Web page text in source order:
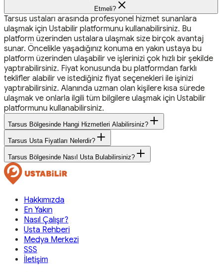
Etmeli?
Tarsus ustaları arasında profesyonel hizmet sunanlara
ulaşmak için Ustabilir platformunu kullanabilirsiniz. Bu
platform üzerinden ustalara ulaşmak size birçok avantaj
sunar. Öncelikle yaşadığınız konuma en yakın ustaya bu
platform üzerinden ulaşabilir ve işlerinizi çok hızlı bir şekilde
yaptırabilirsiniz. Fiyat konusunda bu platformdan farklı
teklifler alabilir ve istediğiniz fiyat seçenekleri ile işinizi
yaptırabilirsiniz. Alanında uzman olan kişilere kısa sürede
ulaşmak ve onlarla ilgili tüm bilgilere ulaşmak için Ustabilir
platformunu kullanabilirsiniz.
Tarsus Bölgesinde Hangi Hizmetleri Alabilirsiniz?
Tarsus Usta Fiyatları Nelerdir?
Tarsus Bölgesinde Nasıl Usta Bulabilirsiniz?
Hakkımızda
En Yakın
Nasıl Çalışır?
Usta Rehberi
Medya Merkezi
SSS
İletişim